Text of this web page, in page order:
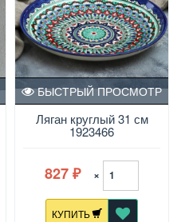
Ляган круглый 31 см
1923466
БЫСТРЫЙ ПРОСМОТР
827 ₽ ×
КУПИТЬ